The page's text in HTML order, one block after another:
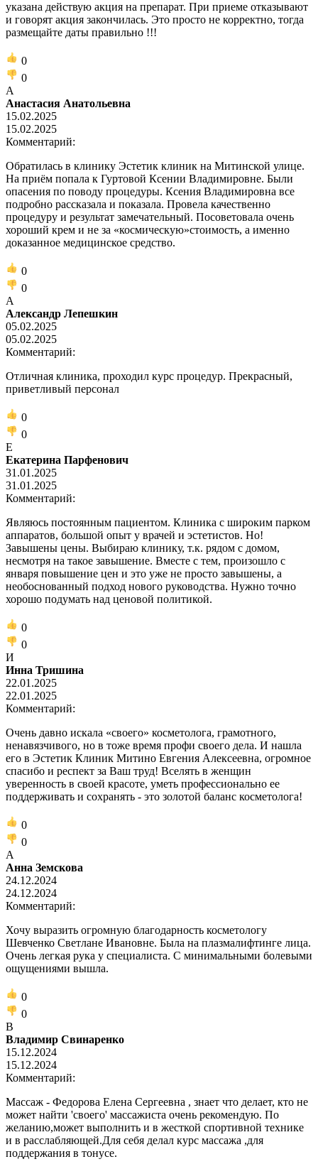
указана действую акция на препарат. При приеме отказывают
и говорят акция закончилась. Это просто не корректно, тогда
размещайте даты правильно !!!
0
0
А
Анастасия Анатольевна
15.02.2025
15.02.2025
Комментарий:
Обратилась в клинику Эстетик клиник на Митинской улице.
На приём попала к Гуртовой Ксении Владимировне. Были
опасения по поводу процедуры. Ксения Владимировна все
подробно рассказала и показала. Провела качественно
процедуру и результат замечательный. Посоветовала очень
хороший крем и не за «космическую»стоимость, а именно
доказанное медицинское средство.
0
0
А
Александр Лепешкин
05.02.2025
05.02.2025
Комментарий:
Отличная клиника, проходил курс процедур. Прекрасный,
приветливый персонал
0
0
Е
Екатерина Парфенович
31.01.2025
31.01.2025
Комментарий:
Являюсь постоянным пациентом. Клиника с широким парком
аппаратов, большой опыт у врачей и эстетистов. Но!
Завышены цены. Выбираю клинику, т.к. рядом с домом,
несмотря на такое завышение. Вместе с тем, произошло с
января повышение цен и это уже не просто завышены, а
необоснованный подход нового руководства. Нужно точно
хорошо подумать над ценовой политикой.
0
0
И
Инна Тришина
22.01.2025
22.01.2025
Комментарий:
Очень давно искала «своего» косметолога, грамотного,
ненавязчивого, но в тоже время профи своего дела. И нашла
его в Эстетик Клиник Митино Евгения Алексеевна, огромное
спасибо и респект за Ваш труд! Вселять в женщин
уверенность в своей красоте, уметь профессионально ее
поддерживать и сохранять - это золотой баланс косметолога!
0
0
А
Анна Земскова
24.12.2024
24.12.2024
Комментарий:
Хочу выразить огромную благодарность косметологу
Шевченко Светлане Ивановне. Была на плазмалифтинге лица.
Очень легкая рука у специалиста. С минимальными болевыми
ощущениями вышла.
0
0
В
Владимир Свинаренко
15.12.2024
15.12.2024
Комментарий:
Массаж - Федорова Елена Сергеевна , знает что делает, кто не
может найти 'своего' массажиста очень рекомендую. По
желанию,может выполнить и в жесткой спортивной технике
и в расслабляющей.Для себя делал курс массажа ,для
поддержания в тонусе.